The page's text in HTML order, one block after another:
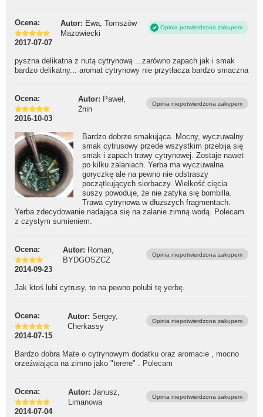
Ocena: Autor: Ewa, Tomszów
Mazowiecki
Opinia potwierdzona zakupem
2017-07-07
pyszna delikatna z nutą cytrynową ...zarówno zapach jak i smak
bardzo delikatny... aromat cytrynowy nie przytłacza bardzo smaczna
Ocena: Autor: Paweł,
Żnin
Opinia niepotwierdzona zakupem
2016-10-03
Bardzo dobrze smakująca. Mocny, wyczuwalny
smak cytrusowy przede wszystkim przebija się
smak i zapach trawy cytrynowej. Zostaje nawet
po kilku zalaniach. Yerba ma wyczuwalna
goryczkę ale na pewno nie odstraszy
początkujących siorbaczy. Wielkość cięcia
suszy powoduje, że nie zatyka się bombilla.
Trawa cytrynowa w dłuższych fragmentach.
Yerba zdecydowanie nadająca się na zalanie zimną wodą. Polecam
z czystym sumieniem.
Ocena: Autor: Roman,
BYDGOSZCZ
Opinia niepotwierdzona zakupem
2014-09-23
Jak ktoś lubi cytrusy, to na pewno polubi tę yerbę.
Ocena: Autor: Sergey,
Cherkassy
Opinia niepotwierdzona zakupem
2014-07-15
Bardzo dobra Mate o cytrynowym dodatku oraz aromacie , mocno
orzeźwiająca na zimno jako "terere" . Polecam
Ocena: Autor: Janusz,
Limanowa
Opinia niepotwierdzona zakupem
2014-07-04